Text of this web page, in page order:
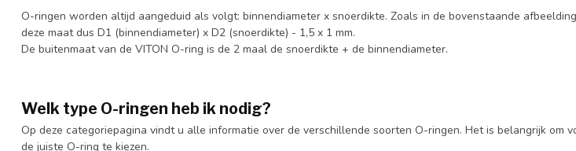
O-ringen worden altijd aangeduid als volgt: binnendiameter x snoerdikte. Zoals in de bovenstaande
deze maat dus D1 (binnendiameter) x D2 (snoerdikte) - 1,5 x 1 mm.
De buitenmaat van de VITON O-ring is de 2 maal de snoerdikte + de binnendiameter.
Welk type O-ringen heb ik nodig?
Op deze categoriepagina vindt u alle informatie over de verschillende soorten O-ringen. Het is belangrijk om
de juiste O-ring te kiezen.